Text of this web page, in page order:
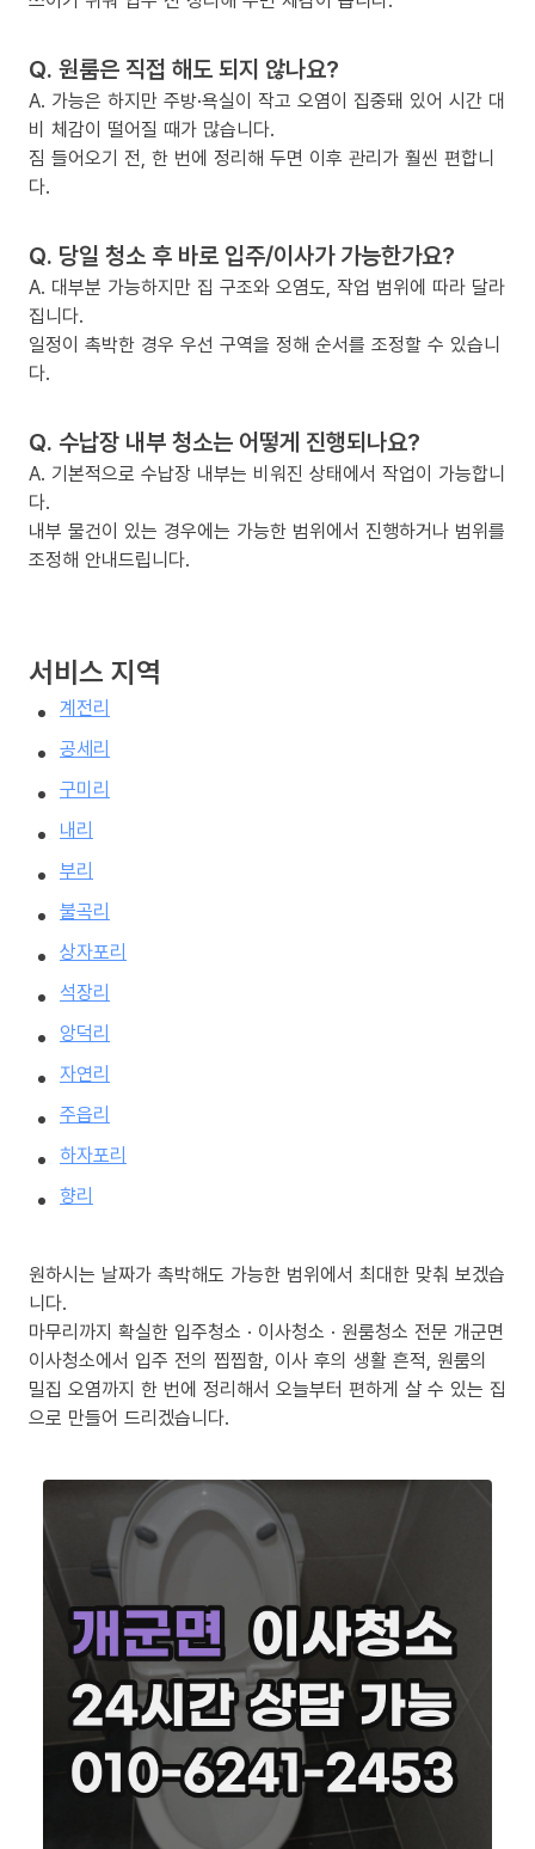
Q. 원룸은 직접 해도 되지 않나요?
A. 가능은 하지만 주방·욕실이 작고 오염이 집중돼 있어 시간 대
비 체감이 떨어질 때가 많습니다.
짐 들어오기 전, 한 번에 정리해 두면 이후 관리가 훨씬 편합니
다.
Q. 당일 청소 후 바로 입주/이사가 가능한가요?
A. 대부분 가능하지만 집 구조와 오염도, 작업 범위에 따라 달라
집니다.
일정이 촉박한 경우 우선 구역을 정해 순서를 조정할 수 있습니
다.
Q. 수납장 내부 청소는 어떻게 진행되나요?
A. 기본적으로 수납장 내부는 비워진 상태에서 작업이 가능합니
다.
내부 물건이 있는 경우에는 가능한 범위에서 진행하거나 범위를
조정해 안내드립니다.
서비스 지역
계전리
공세리
구미리
내리
부리
불곡리
상자포리
석장리
앙덕리
자연리
주읍리
하자포리
향리
원하시는 날짜가 촉박해도 가능한 범위에서 최대한 맞춰 보겠습
니다.
마무리까지 확실한 입주청소 · 이사청소 · 원룸청소 전문 개군면
이사청소에서 입주 전의 찝찝함, 이사 후의 생활 흔적, 원룸의
밀집 오염까지 한 번에 정리해서 오늘부터 편하게 살 수 있는 집
으로 만들어 드리겠습니다.